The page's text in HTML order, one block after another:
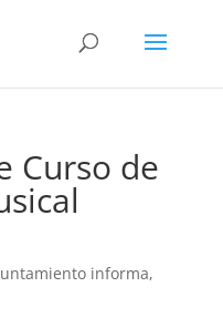
Curso de
informa,